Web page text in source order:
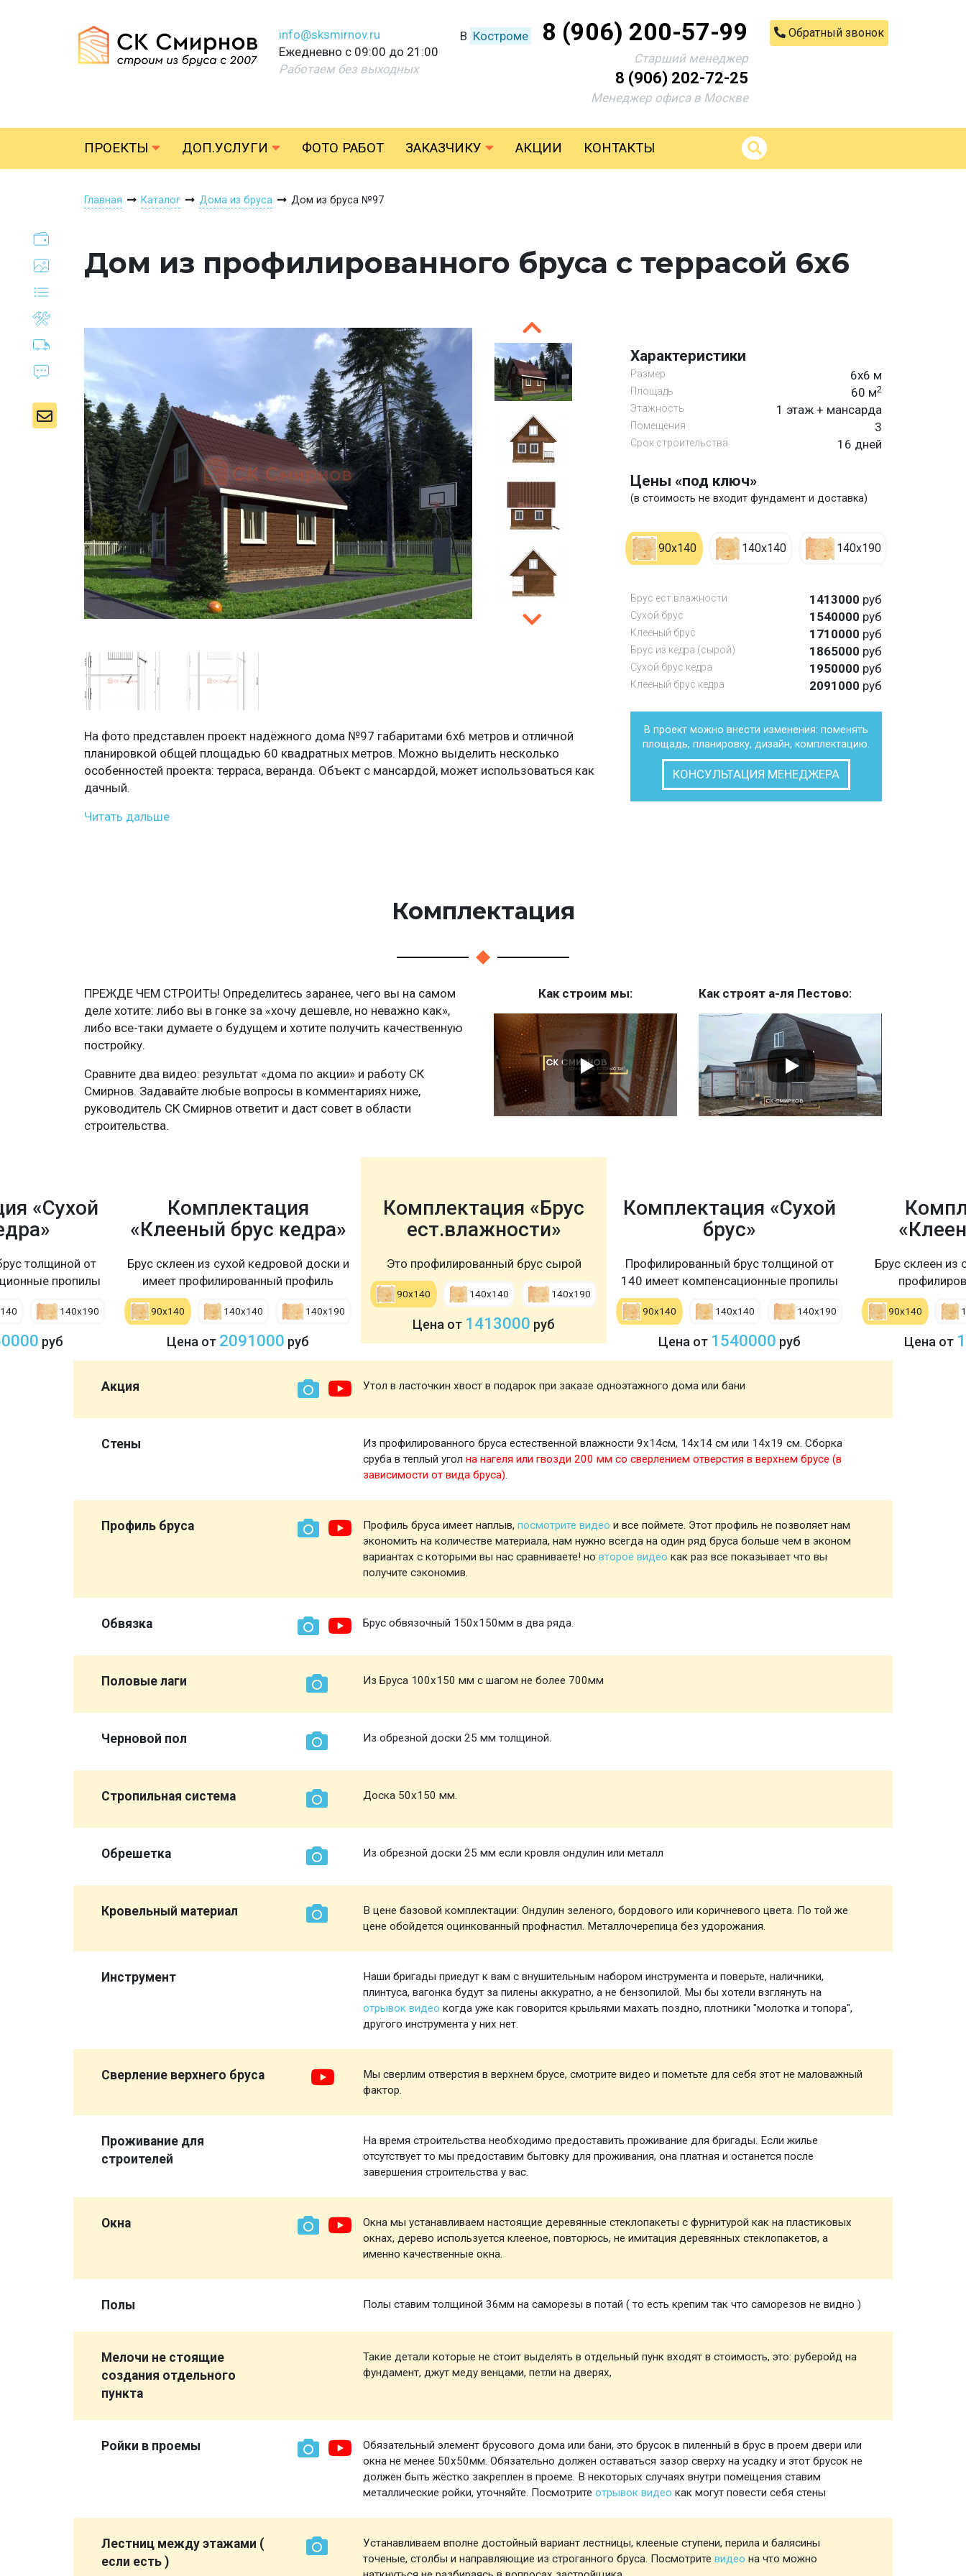
info@sksmirnov.ru
Ежедневно с 09:00 до 21:00
Работаем без выходных
В Костроме 8 (906) 200-57-99
Старший менеджер
8 (906) 202-72-25
Менеджер офиса в Москве
Обратный звонок
ПРОЕКТЫ ДОП.УСЛУГИ ФОТО РАБОТ ЗАКАЗЧИКУ АКЦИИ КОНТАКТЫ
Главная Каталог Дома из бруса Дом из бруса №97
Дом из профилированного бруса с террасой 6х6
На фото представлен проект надёжного дома №97 габаритами 6х6 метров и отличной
планировкой общей площадью 60 квадратных метров. Можно выделить несколько
особенностей проекта: терраса, веранда. Объект с мансардой, может использоваться как
дачный.
Читать дальше
Характеристики
Размер 6х6 м
Площадь 60 м2
Этажность 1 этаж + мансарда
Помещения 3
Срок строительства 16 дней
Цены «под ключ»
(в стоимость не входит фундамент и доставка)
90х140 140х140 140х190
Брус ест.влажности 1413000 руб
Сухой брус 1540000 руб
Клееный брус 1710000 руб
Брус из кедра (сырой) 1865000 руб
Сухой брус кедра 1950000 руб
Клееный брус кедра 2091000 руб
В проект можно внести изменения: поменять
площадь, планировку, дизайн, комплектацию.
КОНСУЛЬТАЦИЯ МЕНЕДЖЕРА
Комплектация
ПРЕЖДЕ ЧЕМ СТРОИТЬ! Определитесь заранее, чего вы на самом
деле хотите: либо вы в гонке за «хочу дешевле, но неважно как»,
либо все-таки думаете о будущем и хотите получить качественную
постройку.
Сравните два видео: результат «дома по акции» и работу СК
Смирнов. Задавайте любые вопросы в комментариях ниже,
руководитель СК Смирнов ответит и даст совет в области
строительства.
Как строим мы: Как строят а-ля Пестово:
«Сухой
толщиной от
пропилы
140х190
руб
Комплектация
«Клееный брус кедра»
Брус склеен из сухой кедровой доски и
имеет профилированный профиль
90х140 140х140 140х190
Цена от 2091000 руб
Комплектация «Брус
ест.влажности»
Это профилированный брус сырой
90х140 140х140 140х190
Цена от 1413000 руб
Комплектация «Сухой
брус»
Профилированный брус толщиной от
140 имеет компенсационные пропилы
90х140 140х140 140х190
Цена от 1540000 руб
Брус склеен из
90х140
Цена от
Акция Утол в ласточкин хвост в подарок при заказе одноэтажного дома или бани
Стены
Из профилированного бруса естественной влажности 9х14см, 14х14 см или 14х19 см. Сборка
сруба в теплый угол на нагеля или гвозди 200 мм со сверлением отверстия в верхнем брусе (в
зависимости от вида бруса).
Профиль бруса Профиль бруса имеет наплыв, посмотрите видео и все поймете. Этот профиль не позволяет нам
экономить на количестве материала, нам нужно всегда на один ряд бруса больше чем в эконом
вариантах с которыми вы нас сравниваете! но второе видео как раз все показывает что вы
получите сэкономив.
Обвязка Брус обвязочный 150х150мм в два ряда.
Половые лаги Из Бруса 100х150 мм с шагом не более 700мм
Черновой пол Из обрезной доски 25 мм толщиной.
Стропильная система Доска 50х150 мм.
Обрешетка Из обрезной доски 25 мм если кровля ондулин или металл
Кровельный материал
В цене базовой комплектации: Ондулин зеленого, бордового или коричневого цвета. По той же
цене обойдется оцинкованный профнастил. Металлочерепица без удорожания.
Инструмент
Наши бригады приедут к вам с внушительным набором инструмента и поверьте, наличники,
плинтуса, вагонка будут за пилены аккуратно, а не бензопилой. Мы бы хотели взглянуть на
отрывок видео когда уже как говорится крыльями махать поздно, плотники "молотка и топора",
другого инструмента у них нет.
Сверление верхнего бруса
Мы сверлим отверстия в верхнем брусе, смотрите видео и пометьте для себя этот не маловажный
фактор.
Проживание для
строителей
На время строительства необходимо предоставить проживание для бригады. Если жилье
отсутствует то мы предоставим бытовку для проживания, она платная и останется после
завершения строительства у вас.
Окна
Окна мы устанавливаем настоящие деревянные стеклопакеты с фурнитурой как на пластиковых
окнах, дерево используется клееное, повторюсь, не имитация деревянных стеклопакетов, а
именно качественные окна.
Полы Полы ставим толщиной 36мм на саморезы в потай ( то есть крепим так что саморезов не видно )
Мелочи не стоящие
создания отдельного
пункта
Такие детали которые не стоит выделять в отдельный пунк входят в стоимость, это: руберойд на
фундамент, джут меду венцами, петли на дверях,
Ройки в проемы
Обязательный элемент брусового дома или бани, это брусок в пиленный в брус в проем двери или
окна не менее 50х50мм. Обязательно должен оставаться зазор сверху на усадку и этот брусок не
должен быть жёстко закреплен в проеме. В некоторых случаях внутри помещения ставим
металлические ройки, уточняйте. Посмотрите отрывок видео как могут повести себя стены
Лестниц между этажами (
если есть )
Устанавливаем вполне достойный вариант лестницы, клееные ступени, перила и балясины
точеные, столбы и направляющие из строганного бруса. Посмотрите видео на что можно